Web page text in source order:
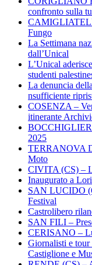
confronto sulla
Fungo
La Settimana
dall’Unical
L’Unical
studenti
La denuncia
nsufficiente
COSENZA –
itinerante
2025
TERRANOVA
Moto
CIVITA (CS) –
Inaugurato a
SAN LUCIDO
Festival
Castrolibero
SAN FILI –
CERISANO –
Giornalisti e tour
Castiglione e